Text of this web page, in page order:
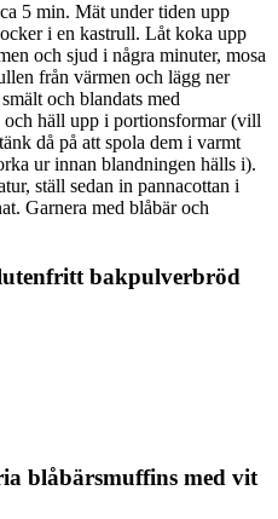
5 min. Mät under tiden upp
i en kastrull. Låt koka upp
och sjud i några minuter, mosa
från värmen och lägg ner
och blandats med
och häll upp i portionsformar (vill
då på att spola dem i varmt
ur innan blandningen hälls i).
ställ sedan in pannacottan i
Garnera med blåbär och
bakpulverbröd
blåbärsmuffins med vit